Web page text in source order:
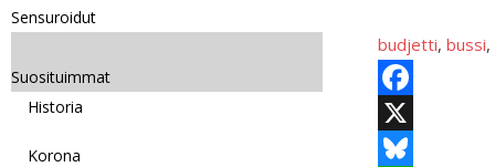
budjetti, bussi,
F
aX
Sensuroidut
Suosituimmat
Historia
Korona